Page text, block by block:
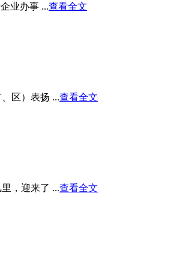
业办事 ...查看全文
区）表扬 ...查看全文
，迎来了 ...查看全文